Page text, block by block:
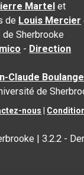
Martel et
de Louis Mercier
Sherbrooke
- Direction
Claude
de
nous
|3.2.2 -